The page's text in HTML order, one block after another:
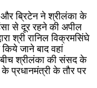
और ब्रिटेन ने श्रीलंका के
से दूर रहने की अपील
श्री रानिल विक्रमसिंघे
जाने बाद वहां
बीच श्रीलंका की संसद के
प्रधानमंत्री के तौर पर